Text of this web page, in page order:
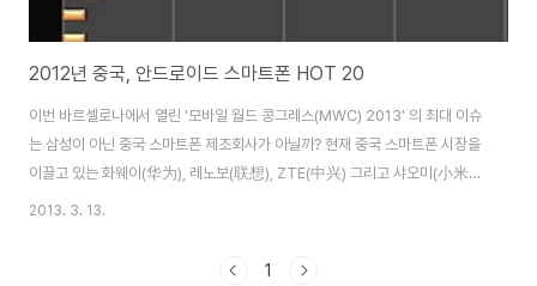
2012년 중국, 안드로이드 스마트폰 HOT 20
이번 바르셀로나에서 열린 '모바일 월드 콩그레스(MWC) 2013' 의 최대 이슈
는 삼성이 아닌 중국 스마트폰 제조회사가 아닐까? 현재 중국 스마트폰 시장을
이끌고 있는 화웨이(华为), 레노보(联想), ZTE(中兴) 그리고 샤오미(小米)
이번 행사에서 화웨이(华为), 레노보(联想), ZTE(中兴) 3개 회사는 이번 행
국 스마트폰 업체의 약진 혹은 추격'이라는 비슷한 제목의 기사를 접했을 것이
2013. 3. 13.
1